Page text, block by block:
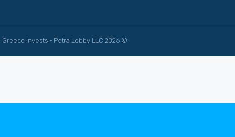
© 2026 Greece Invests · Petra Lobby LLC · כל הזכויות שמורות